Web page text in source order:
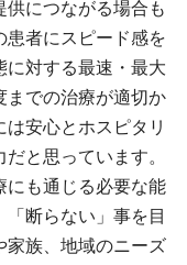
供につながる場合も
患者にスピード感を
に対する最速・最大
までの治療が適切か
安心とホスピタリ
と思っています。
にも通じる必要な能
断らない」事を目
家族、地域のニーズ